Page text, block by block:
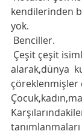
kendilerinden
yok.
Benciller.
alarak,dünya
çöreklenmişler